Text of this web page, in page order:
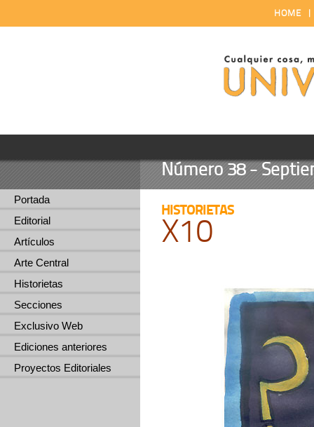
HOME
Número 38 -
Portada
Editorial
Artículos
Arte Central
Historietas
Secciones
Exclusivo Web
Ediciones anteriores
Proyectos Editoriales
HISTORIETAS
X10